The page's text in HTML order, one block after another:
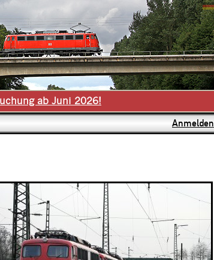
ab Juni 2026!
Anmelden